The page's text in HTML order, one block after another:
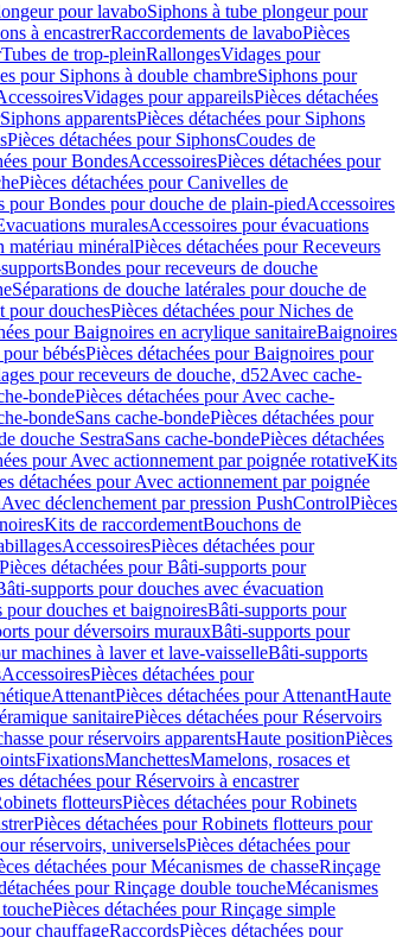
pour lavaboSiphons à tube plongeur pour
à encastrerRaccordements de lavaboPièces
Tubes de trop-pleinRallongesVidages pour
pour Siphons à double chambreSiphons pour
Vidages pour appareilsPièces détachées
Siphons apparentsPièces détachées pour Siphons
Pièces détachées pour SiphonsCoudes de
pour BondesAccessoiresPièces détachées pour
Pièces détachées pour Canivelles de
pour Bondes pour douche de plain-piedAccessoires
muralesAccessoires pour évacuations
matériau minéralPièces détachées pour Receveurs
Bondes pour receveurs de douche
Séparations de douche latérales pour douche de
pour douchesPièces détachées pour Niches de
pour Baignoires en acrylique sanitaireBaignoires
bébésPièces détachées pour Baignoires pour
pour receveurs de douche, d52Avec cache-
bondePièces détachées pour Avec cache-
bondeSans cache-bondePièces détachées pour
douche SestraSans cache-bondePièces détachées
pour Avec actionnement par poignée rotativeKits
détachées pour Avec actionnement par poignée
Avec déclenchement par pression PushControlPièces
Kits de raccordementBouchons de
AccessoiresPièces détachées pour
Pièces détachées pour Bâti-supports pour
supports pour douches avec évacuation
pour douches et baignoiresBâti-supports pour
pour déversoirs murauxBâti-supports pour
machines à laver et lave-vaisselleBâti-supports
AccessoiresPièces détachées pour
AttenantPièces détachées pour AttenantHaute
sanitairePièces détachées pour Réservoirs
pour réservoirs apparentsHaute positionPièces
FixationsManchettesMamelons, rosaces et
détachées pour Réservoirs à encastrer
flotteursPièces détachées pour Robinets
Pièces détachées pour Robinets flotteurs pour
réservoirs, universelsPièces détachées pour
détachées pour Mécanismes de chasseRinçage
pour Rinçage double toucheMécanismes
Pièces détachées pour Rinçage simple
chauffageRaccordsPièces détachées pour